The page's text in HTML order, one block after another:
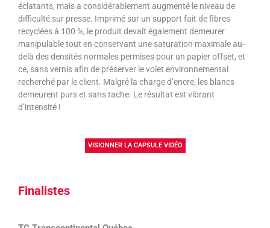
éclatants, mais a considérablement augmenté le niveau de
difficulté sur presse. Imprimé sur un support fait de fibres
recyclées à 100 %, le produit devait également demeurer
manipulable tout en conservant une saturation maximale au-
delà des densités normales permises pour un papier offset, et
ce, sans vernis afin de préserver le volet environnemental
recherché par le client. Malgré la charge d’encre, les blancs
demeurent purs et sans tache. Le résultat est vibrant
d’intensité !
VISIONNER LA CAPSULE VIDÉO
Finalistes